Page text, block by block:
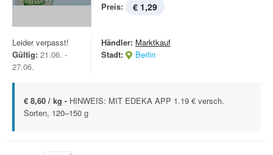
Preis: € 1,29
Leider verpasst!
Gültig: 21.06. -
27.06.
Händler: Marktkauf
Stadt:
Berlin
€ 8,60 / kg - HINWEIS: MIT EDEKA APP 1.19 € versch.
Sorten, 120–150 g